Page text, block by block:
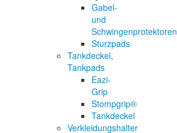
Gabel-
und
Schwingenprotektoren
Sturzpads
Tankdeckel,
Tankpads
Eazi-
Grip
Stompgrip®
Tankdeckel
Verkleidungshalter